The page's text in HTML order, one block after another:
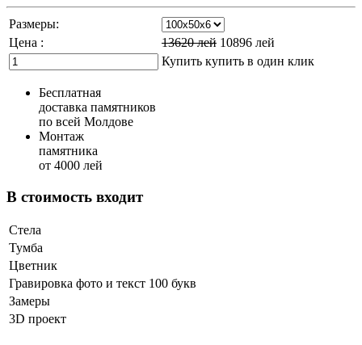
Размеры:
Цена :
13620лей 10896 лей
Купить купить в один клик
Бесплатная
доставка памятников
по всей Молдове
Монтаж
памятника
от 4000 лей
В стоимость входит
Стела
Тумба
Цветник
Гравировка фото и текст 100 букв
Замеры
3D проект